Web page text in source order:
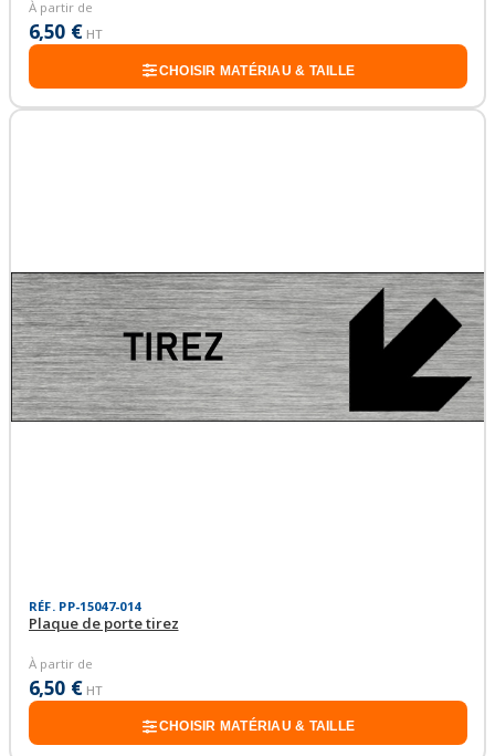
À partir de
6,50 € HT
CHOISIR MATÉRIAU & TAILLE
RÉF. PP-15047-014
Plaque de porte tirez
À partir de
6,50 € HT
CHOISIR MATÉRIAU & TAILLE